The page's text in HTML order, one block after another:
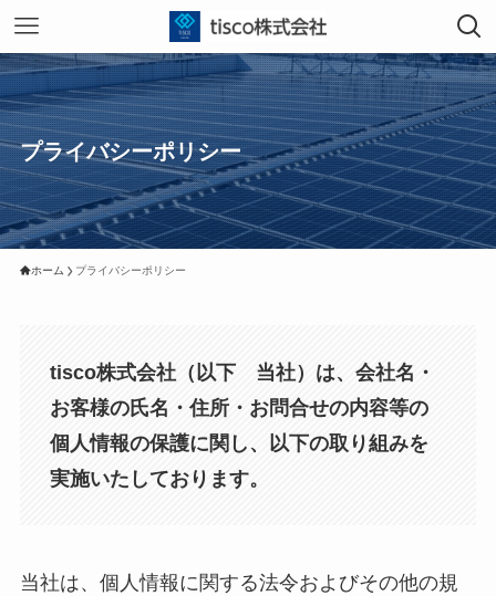
プライバシーポリシー
ホーム プライバシーポリシー
tisco株式会社（以下 当社）は、会社名・
お客様の氏名・住所・お問合せの内容等の
個人情報の保護に関し、以下の取り組みを
実施いたしております。
当社は、個人情報に関する法令およびその他の規